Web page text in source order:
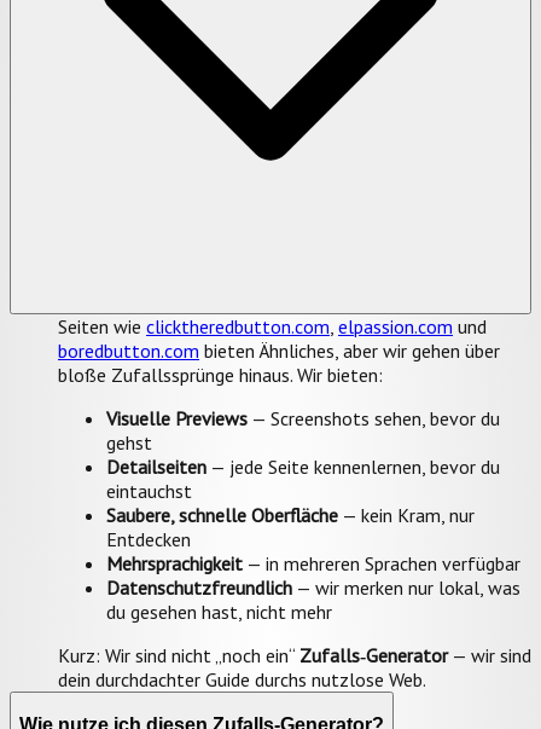
Seiten wie clicktheredbutton.com, elpassion.com und
boredbutton.com bieten Ähnliches, aber wir gehen über
bloße Zufallssprünge hinaus. Wir bieten:
Visuelle Previews — Screenshots sehen, bevor du
gehst
Detailseiten — jede Seite kennenlernen, bevor du
eintauchst
Saubere, schnelle Oberfläche — kein Kram, nur
Entdecken
Mehrsprachigkeit — in mehreren Sprachen verfügbar
Datenschutzfreundlich — wir merken nur lokal, was
du gesehen hast, nicht mehr
Kurz: Wir sind nicht „noch ein“ Zufalls‑Generator— wir sind
dein durchdachter Guide durchs nutzlose Web.
Wie nutze ich diesen Zufalls‑Generator?